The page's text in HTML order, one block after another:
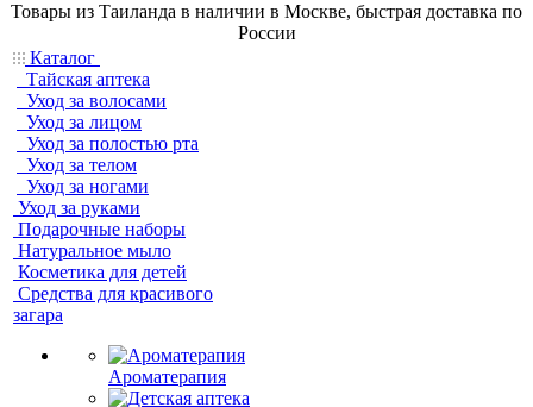
Товары из Таиланда в наличии в Москве, быстрая доставка по
России
Каталог
Тайская аптека
Уход за волосами
Уход за лицом
Уход за полостью рта
Уход за телом
Уход за ногами
Уход за руками
Подарочные наборы
Натуральное мыло
Косметика для детей
Средства для красивого
загара
Ароматерапия